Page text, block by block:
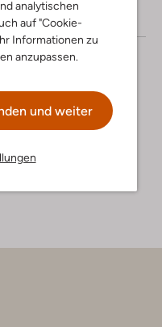
analytischen
auf "Cookie-
Informationen zu
anzupassen.
und weiter